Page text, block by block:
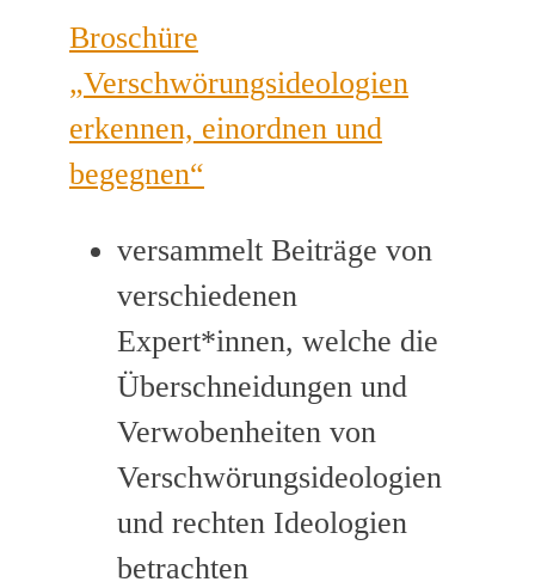
Broschüre
„Verschwörungsideologien
erkennen, einordnen und
begegnen“
versammelt Beiträge von
verschiedenen
Expert*innen, welche die
Überschneidungen und
Verwobenheiten von
Verschwörungsideologien
und rechten Ideologien
betrachten